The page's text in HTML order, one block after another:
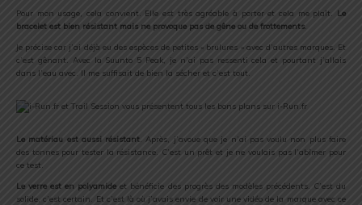
Pour mon usage, cela convient. Elle est très agréable à porter et cela me plaît. Le
bracelet est bien résistant mais ne provoque pas de gêne ou de frottements.
Je précise car j’ai déjà eu des espèces de petites « brulures » avec d’autres marques. Et
c’est gênant. Avec la Suunto 5 Peak, je n’ai pas ressenti cela et pourtant j’allais
dans l’eau avec. Il me suffisait de bien la sécher et c’est tout.
Le matériau est aussi résistant. Après, j’avoue que je n’ai pas voulu non plus faire
des tonnes pour tester la résistance. C’est un prêt et je ne voulais pas l’abîmer pour
ce test.
Le verre est en polyamide et bénéficie des progrès des modèles précédents. C’est du
solide, c’est certain. Et c’est là où j’avais envie de voir une vidéo de la marque avec ce